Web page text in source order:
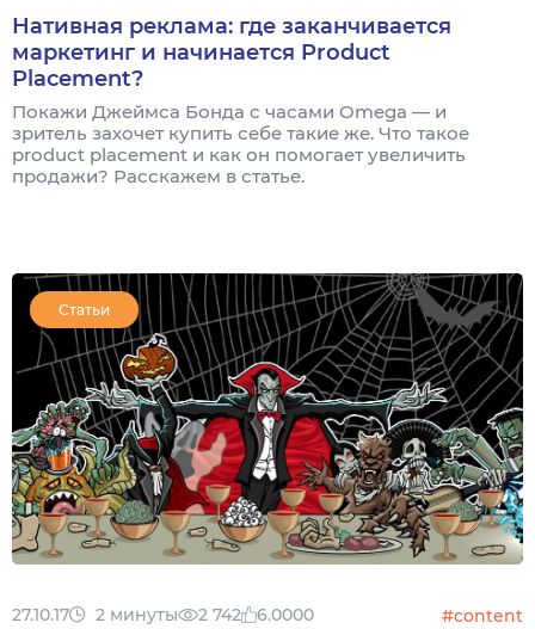
Нативная реклама: где заканчивается
маркетинг и начинается Product
Placement?
Покажи Джеймса Бонда с часами Omega — и
зритель захочет купить себе такие же. Что такое
product placement и как он помогает увеличить
продажи? Расскажем в статье.
Статьи
27.10.17 2 минуты 2 742 6.0000 #content